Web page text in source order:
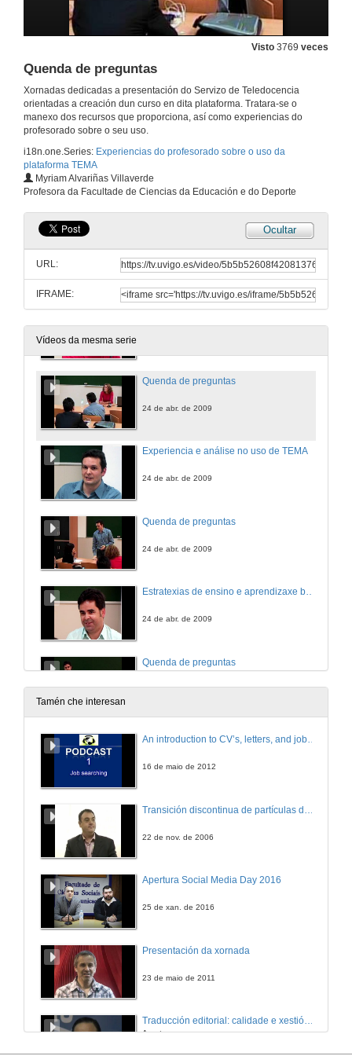
Visto 3769 veces
Quenda de preguntas
Xornadas dedicadas a presentación do Servizo de Teledocencia
orientadas a creación dun curso en dita plataforma. Tratara-se o
manexo dos recursos que proporciona, así como experiencias do
profesorado sobre o seu uso.
i18n.one.Series: Experiencias do profesorado sobre o uso da
plataforma TEMA
Myriam Alvariñas Villaverde
Profesora da Facultade de Ciencias da Educación e do Deporte
Ocultar
URL:
IFRAME:
Vídeos da mesma serie
Experiencias coa plataforma TEMA
24 de abr. de 2009
24 de abr. de 2009
24 de abr. de 2009
Que pensan os nosos estudantes sobre o uso da plataforma TEMA? Vantaxes e inconvenientes deste recurso
Quenda de preguntas
24 de abr. de 2009
Experiencia e análise no uso de TEMA
24 de abr. de 2009
Quenda de preguntas
24 de abr. de 2009
Estratexias de ensino e aprendizaxe baseadas na plataforma TEMA
24 de abr. de 2009
Quenda de preguntas
24 de abr. de 2009
Tamén che interesan
An introduction to CV’s, letters, and job searching
16 de maio de 2012
22 de nov. de 2006
Apertura Social Media Day 2016
25 de xan. de 2016
Presentación da xornada
23 de maio de 2011
Traducción editorial: calidade e xestión de proxectos
Apertura